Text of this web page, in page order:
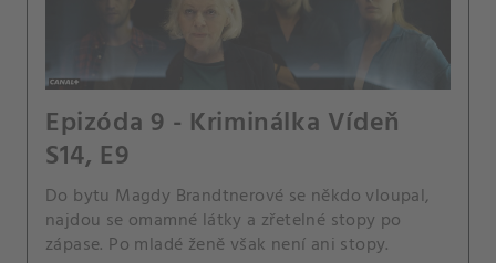
Epizóda 9 - Kriminálka Vídeň
S14, E9
Do bytu Magdy Brandtnerové se někdo vloupal,
najdou se omamné látky a zřetelné stopy po
zápase. Po mladé ženě však není ani stopy.